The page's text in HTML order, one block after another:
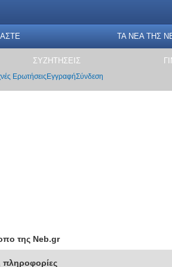
ΤΑ ΝΕΑ THΣ
ΣΥΖΗΤΗΣΕΙΣ
Ερωτήσεις ΕγγραφήΣύνδεση
της Neb.gr
πληροφορίες